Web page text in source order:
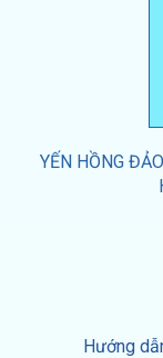
YẾN HỒNG
Hướng